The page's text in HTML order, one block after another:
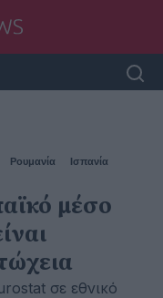
Ρουμανία Ισπανία
μέσο
σε εθνικό